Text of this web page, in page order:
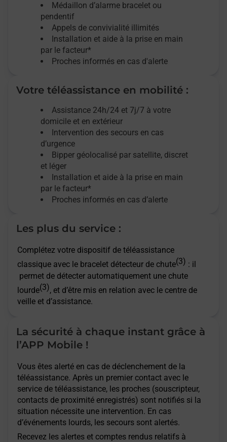
Médaillon d’alarme bracelet ou
pendentif
Appels de convivialité illimités
Installation et aide à la prise en main
par le facteur*
Proches informés en cas d'alerte
Votre téléassistance en mobilité :
Assistance 24h/24 et 7j/7 à votre
domicile et en extérieur
Intervention des secours en cas
d’urgence
Bipper géolocalisé par satellite, discret
et léger
Installation et aide à la prise en main
par le facteur*
Proches informés en cas d’alerte
Les plus du service :
Complétez votre dispositif de téléassistance
classique avec le bracelet détecteur de chute(3) : il
permet de détecter automatiquement une chute
lourde(3), et d’être mis en relation avec le centre de
veille et d’assistance.
La sécurité à chaque instant grâce à
l’APP Mobile !
Vous êtes alerté en cas de déclenchement de la
téléassistance. Après un premier contact avec le
service de téléassistance, les proches (souscripteur,
contacts de proximité enregistrés) sont notifiés si la
situation nécessite une intervention. En cas
d’événements lourds, les secours sont alertés.
Recevez les alertes et comptes rendus relatifs à